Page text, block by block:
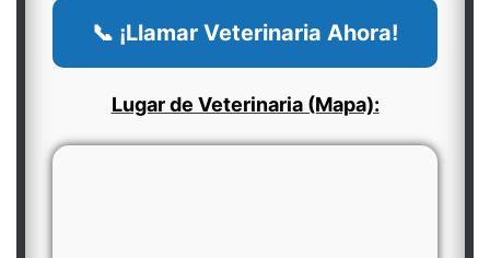
📞 ¡Llamar Veterinaria Ahora!
Lugar de Veterinaria (Mapa):